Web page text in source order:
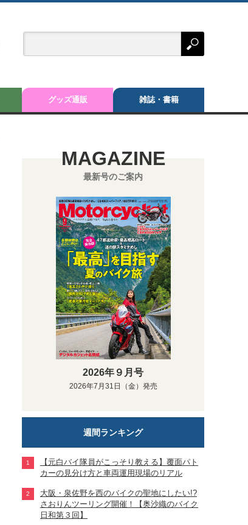
グッズ通販 雑誌・書籍
MAGAZINE
最新号のご案内
2026年９月号
2026年7月31日（金）発売
週間ランキング
【元白バイ隊員がこっそり教える】覆面パト
カーの見分け方と車両運用現場のリアル
大阪・泉佐野を西のバイクの聖地にしたい!?
さおりんツーリング開催！【奥沙織のバイク
日和第３回】